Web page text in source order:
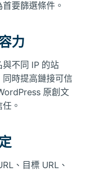
要篩選條件。
力
不同 IP 的站
時提高鏈接可信
原創文
。
、目標 URL、